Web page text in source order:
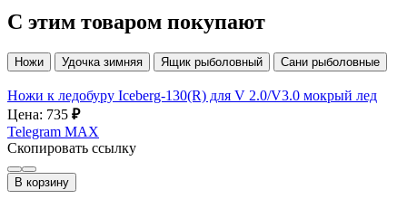
С этим товаром покупают
Ножи Удочка зимняя Ящик рыболовный Сани рыболовные
Ножи к ледобуру Iceberg-130(R) для V 2.0/V3.0 мокрый лед
Цена: 735 ₽
Telegram MAX
Скопировать ссылку
В корзину